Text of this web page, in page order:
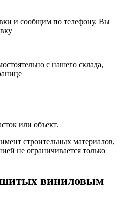
и сообщим по телефону. Вы
с нашего склада,
или объект.
строительных материалов,
не ограничивается только
виниловым